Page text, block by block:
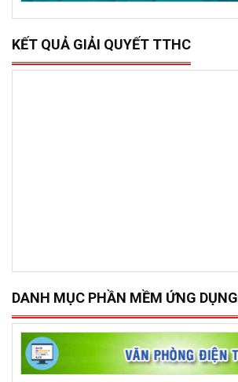
KẾT QUẢ GIẢI QUYẾT TTHC
DANH MỤC PHẦN MỀM ỨNG DỤNG